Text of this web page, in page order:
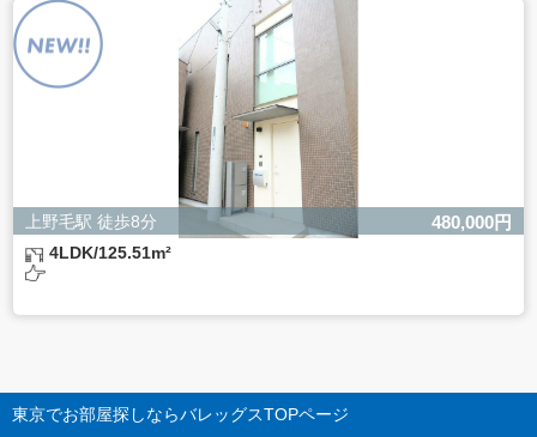
上野毛駅 徒歩8分 480,000円
4LDK/125.51m²
東京でお部屋探しならバレッグスTOPページ